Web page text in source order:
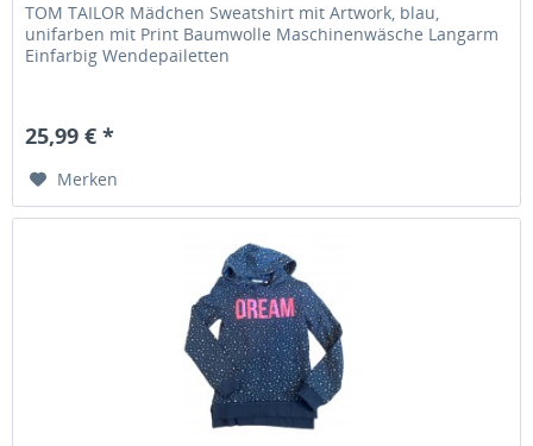
TOM TAILOR Mädchen Sweatshirt mit Artwork, blau,
unifarben mit Print Baumwolle Maschinenwäsche Langarm
Einfarbig Wendepailetten
25,99 € *
Merken